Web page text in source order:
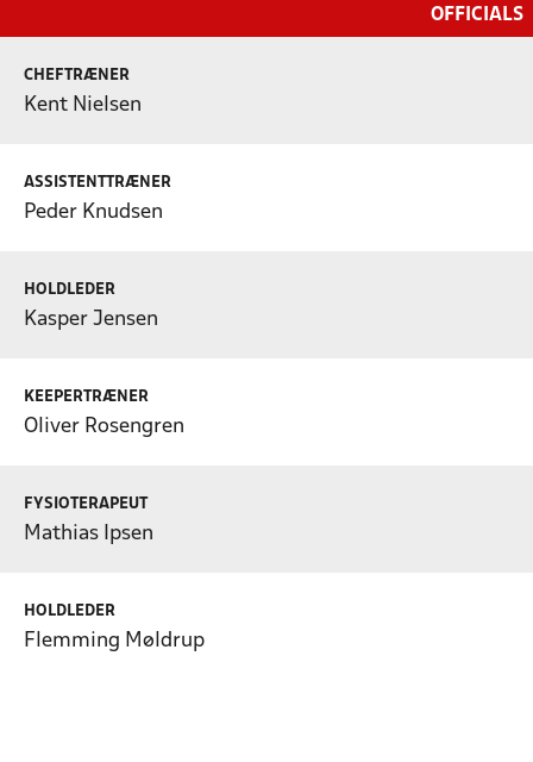
OFFICIALS
CHEFTRÆNER
Kent Nielsen
ASSISTENTTRÆNER
Peder Knudsen
HOLDLEDER
Kasper Jensen
KEEPERTRÆNER
Oliver Rosengren
FYSIOTERAPEUT
Mathias Ipsen
HOLDLEDER
Flemming Møldrup